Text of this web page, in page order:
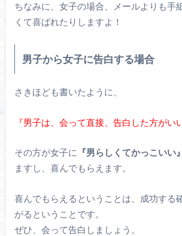
ちなみに、女子の場合、メールよりも手
くて喜ばれたりしますよ！
男子から女子に告白する場合
さきほども書いたように、
『男子は、会って直接、告白した方がい
その方が女子に 『男らしくてかっこいい』
ますし、喜んでもらえます。
喜んでもらえるということは、成功する
がるということです。
ぜひ、会って告白しましょう。